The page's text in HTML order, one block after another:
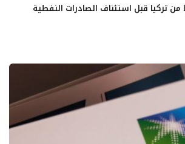
من تركيا قبل استئناف الصادرات النفطية